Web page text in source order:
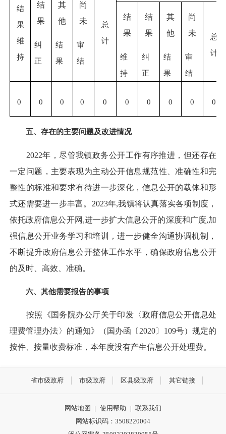
结
果
维
持
结
果
纠
正
其
他
结
果
尚
未
审
结
总
计
结
果
维
持
结
果
纠
正
其
他
结
果
尚
未
审
结
总
计
0 0 0 0 0 0 0 0 0 0
五、存在的主要问题及改进情况
2022年，尽管我镇政务公开工作有序推进，但还存在
一定问题，主要表现为主动公开信息规范性、准确性和完
整性的标准和要求有待进一步深化，信息公开的载体和形
式还需要进一步丰富。2023年,我镇将认真落实各项制度，
依托政府信息公开网,进一步扩大信息公开的深度和广度,加
强信息公开业务学习和培训，进一步健全沟通协调机制，
不断提升政府信息公开整体工作水平，确保政府信息公开
的及时、高效、准确。
六、其他需要报告的事项
按照《国务院办公厅关于印发〈政府信息公开信息处
理费管理办法〉的通知》（国办函〔2020〕109号）规定的
按件、按量收费标准，本年度没有产生信息公开处理费。
省市级政府 市级政府 区县级政府 其它链接
网站地图 | 使用帮助 | 联系我们
网站标识码：3508220004